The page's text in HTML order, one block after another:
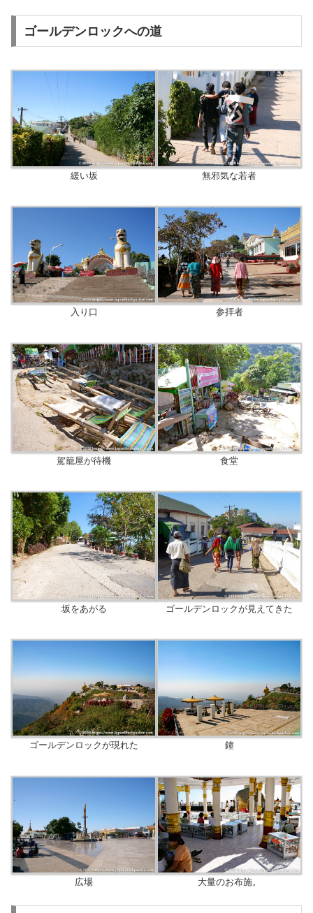
ゴールデンロックへの道
緩い坂 無邪気な若者
入り口 参拝者
駕籠屋が待機 食堂
坂をあがる ゴールデンロックが見えてきた
ゴールデンロックが現れた 鐘
広場 大量のお布施。